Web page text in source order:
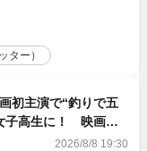
ター）
初主演で“釣りで五
子高生に！ 映画
2026/8/8 19:30